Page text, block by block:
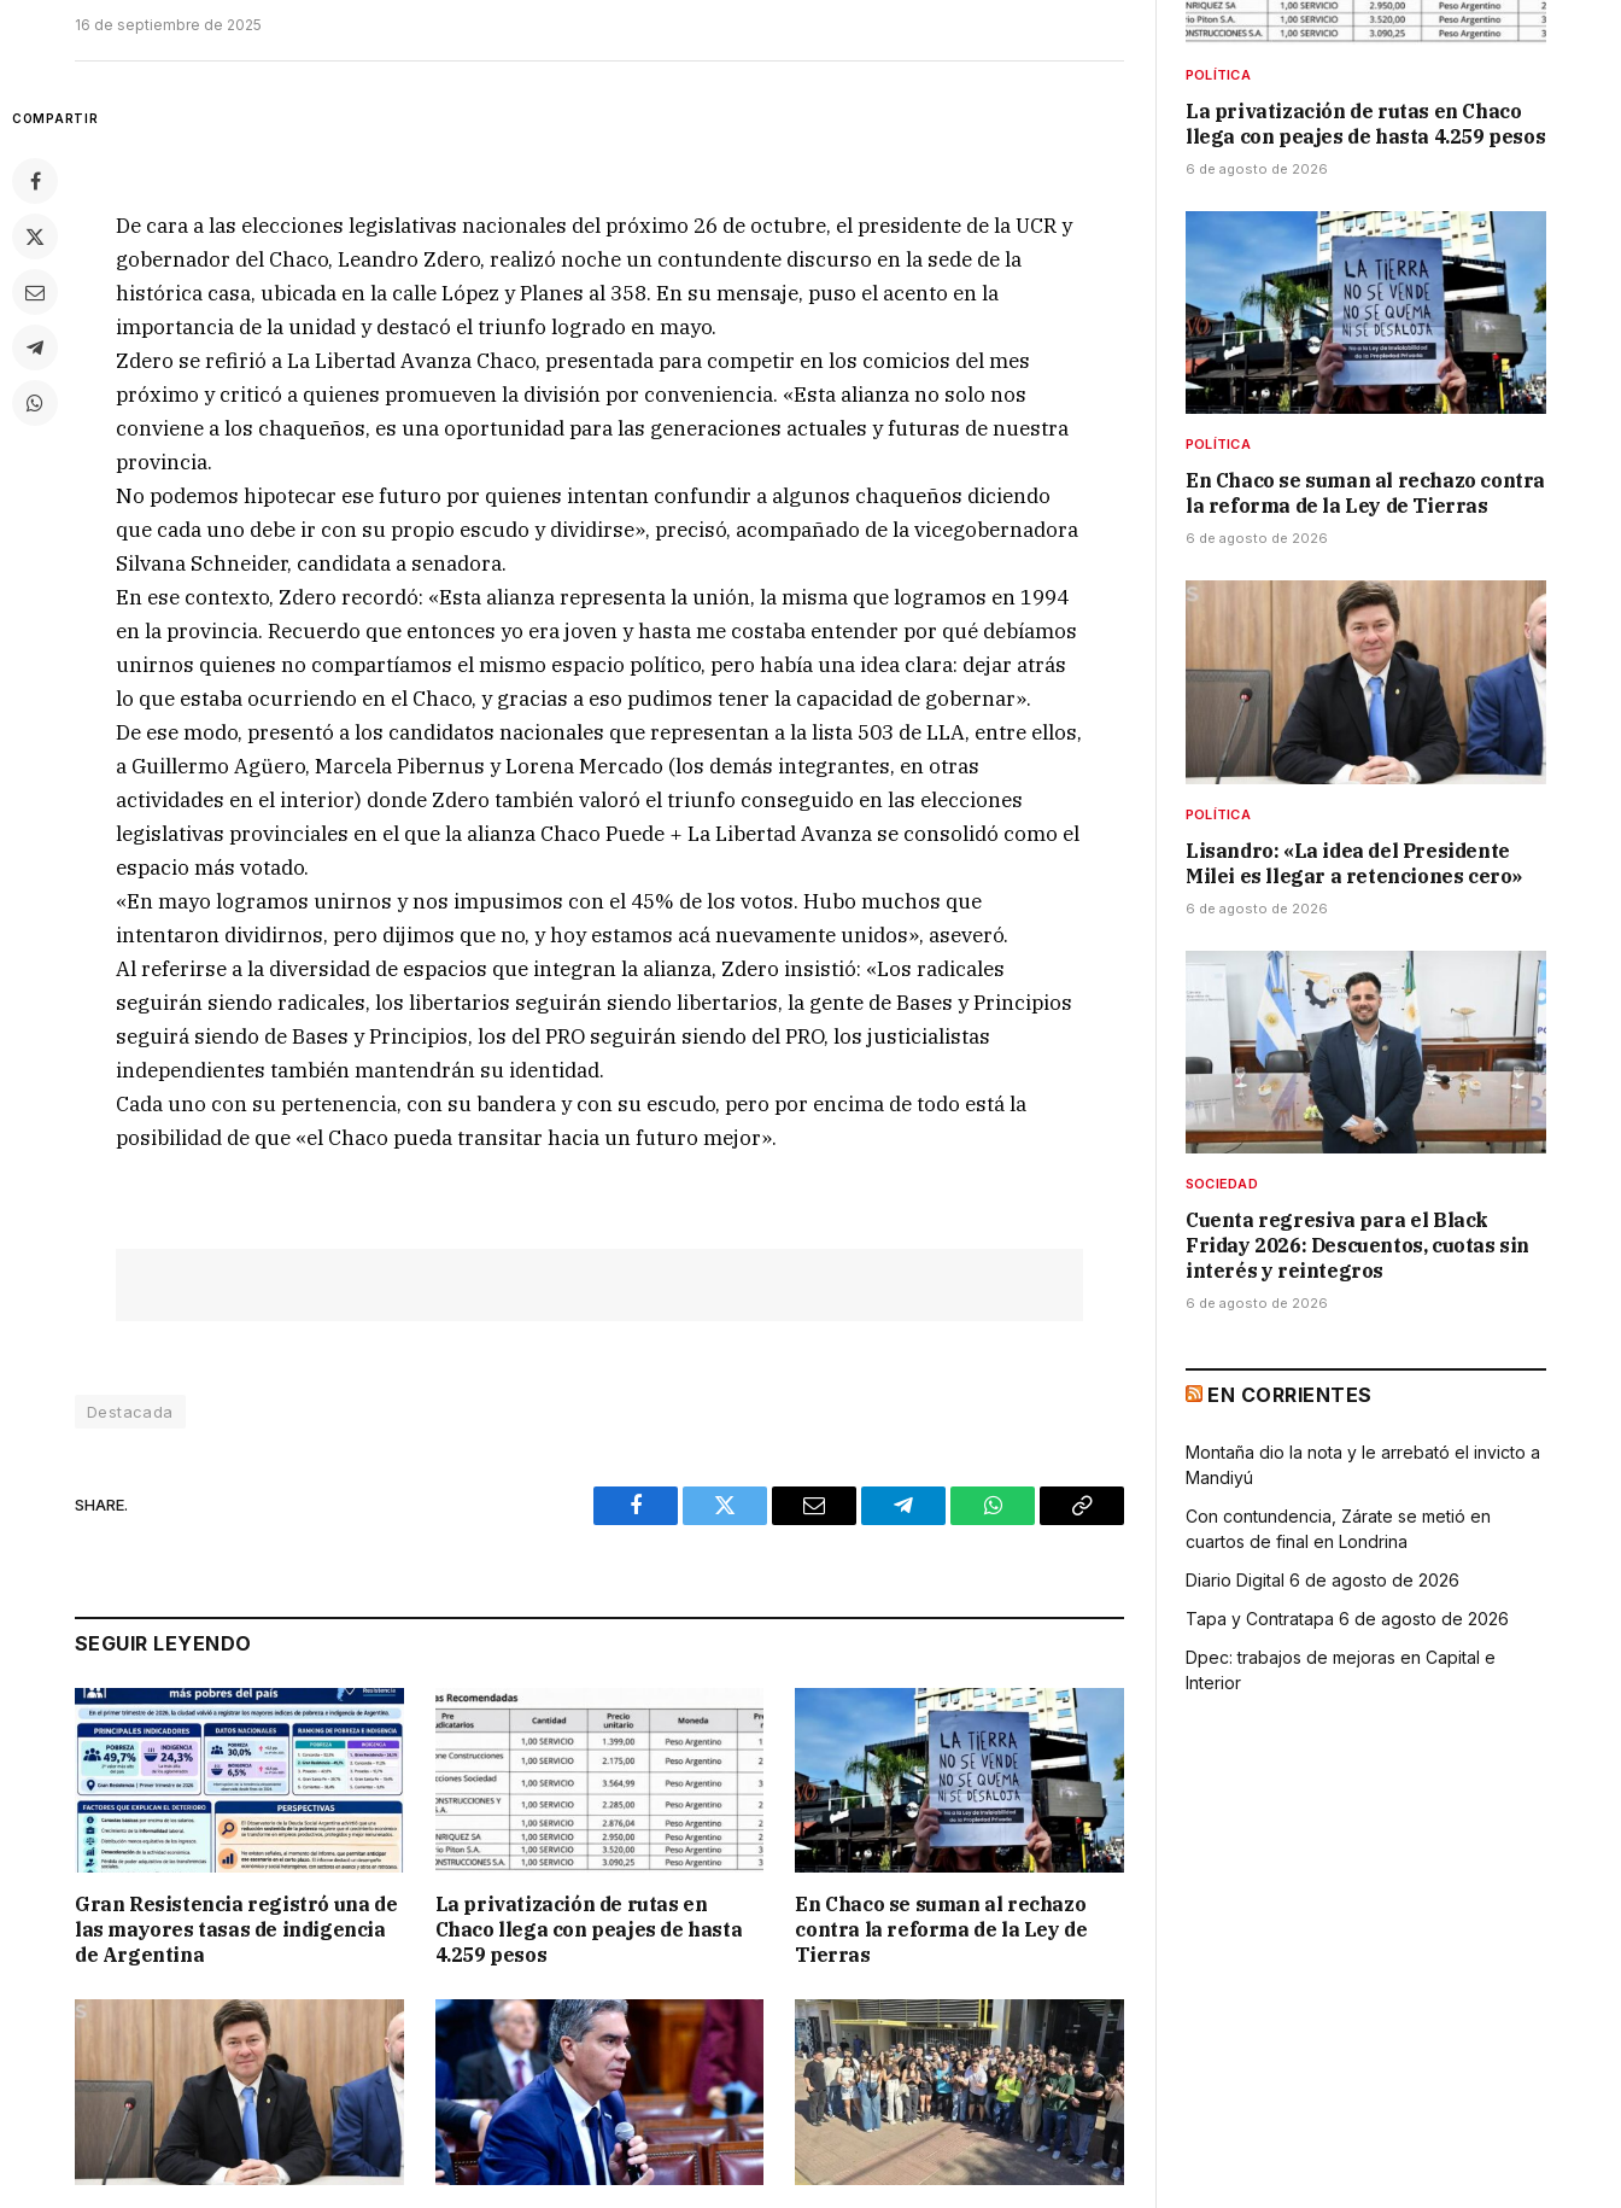
16 de septiembre de 2025
COMPARTIR
De cara a las elecciones legislativas nacionales del próximo 26 de octubre, el presidente de la UCR y
gobernador del Chaco, Leandro Zdero, realizó noche un contundente discurso en la sede de la
histórica casa, ubicada en la calle López y Planes al 358. En su mensaje, puso el acento en la
importancia de la unidad y destacó el triunfo logrado en mayo.
Zdero se refirió a La Libertad Avanza Chaco, presentada para competir en los comicios del mes
próximo y criticó a quienes promueven la división por conveniencia. «Esta alianza no solo nos
conviene a los chaqueños, es una oportunidad para las generaciones actuales y futuras de nuestra
provincia.
No podemos hipotecar ese futuro por quienes intentan confundir a algunos chaqueños diciendo
que cada uno debe ir con su propio escudo y dividirse», precisó, acompañado de la vicegobernadora
Silvana Schneider, candidata a senadora.
En ese contexto, Zdero recordó: «Esta alianza representa la unión, la misma que logramos en 1994
en la provincia. Recuerdo que entonces yo era joven y hasta me costaba entender por qué debíamos
unirnos quienes no compartíamos el mismo espacio político, pero había una idea clara: dejar atrás
lo que estaba ocurriendo en el Chaco, y gracias a eso pudimos tener la capacidad de gobernar».
De ese modo, presentó a los candidatos nacionales que representan a la lista 503 de LLA, entre ellos,
a Guillermo Agüero, Marcela Pibernus y Lorena Mercado (los demás integrantes, en otras
actividades en el interior) donde Zdero también valoró el triunfo conseguido en las elecciones
legislativas provinciales en el que la alianza Chaco Puede + La Libertad Avanza se consolidó como el
espacio más votado.
«En mayo logramos unirnos y nos impusimos con el 45% de los votos. Hubo muchos que
intentaron dividirnos, pero dijimos que no, y hoy estamos acá nuevamente unidos», aseveró.
Al referirse a la diversidad de espacios que integran la alianza, Zdero insistió: «Los radicales
seguirán siendo radicales, los libertarios seguirán siendo libertarios, la gente de Bases y Principios
seguirá siendo de Bases y Principios, los del PRO seguirán siendo del PRO, los justicialistas
independientes también mantendrán su identidad.
Cada uno con su pertenencia, con su bandera y con su escudo, pero por encima de todo está la
posibilidad de que «el Chaco pueda transitar hacia un futuro mejor».
Destacada
SHARE.
Facebook Twitter Email Telegram WhatsAppCopy
SEGUIR LEYENDO
Gran Resistencia registró una de
las mayores tasas de indigencia
de Argentina
La privatización de rutas en
Chaco llega con peajes de hasta
4.259 pesos
En Chaco se suman al rechazo
contra la reforma de la Ley de
Tierras
POLÍTICA
La privatización de rutas en Chaco
llega con peajes de hasta 4.259 pesos
6 de agosto de 2026
POLÍTICA
En Chaco se suman al rechazo contra
la reforma de la Ley de Tierras
6 de agosto de 2026
POLÍTICA
Lisandro: «La idea del Presidente
Milei es llegar a retenciones cero»
6 de agosto de 2026
SOCIEDAD
Cuenta regresiva para el Black
Friday 2026: Descuentos, cuotas sin
interés y reintegros
6 de agosto de 2026
EN CORRIENTES
Montaña dio la nota y le arrebató el invicto a
Mandiyú
Con contundencia, Zárate se metió en
cuartos de final en Londrina
Diario Digital 6 de agosto de 2026
Tapa y Contratapa 6 de agosto de 2026
Dpec: trabajos de mejoras en Capital e
Interior